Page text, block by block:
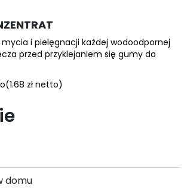
domu
mycia i pielęgnacji każdej wodoodpornej
przed przyklejaniem się gumy do
(1.68 zł netto)